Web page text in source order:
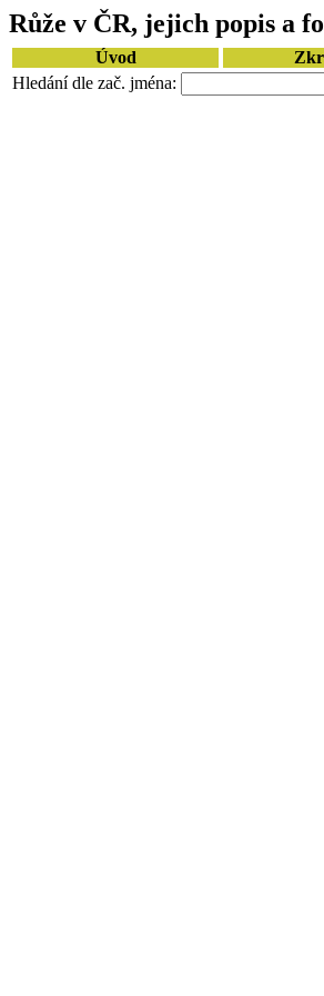
Růže v ČR, jejich popis a
Úvod
Hledání dle zač. jména: